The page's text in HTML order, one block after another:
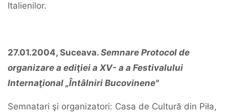
Italienilor.
27.01.2004, Suceava. Semnare Protocol de
organizare a ediţiei a XV- a a Festivalului
Internaţional „Întâlniri Bucovinene"
Semnatari şi organizatori: Casa de Cultură din Piła,